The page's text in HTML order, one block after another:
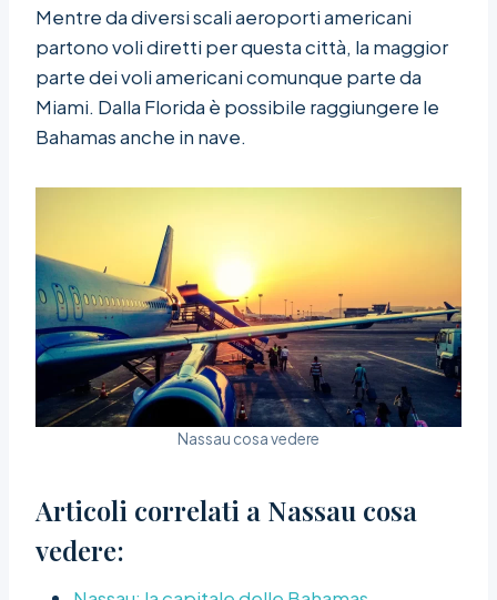
Mentre da diversi scali aeroporti americani
partono voli diretti per questa città, la maggior
parte dei voli americani comunque parte da
Miami. Dalla Florida è possibile raggiungere le
Bahamas anche in nave.
Nassau cosa vedere
Articoli correlati a Nassau cosa
vedere: